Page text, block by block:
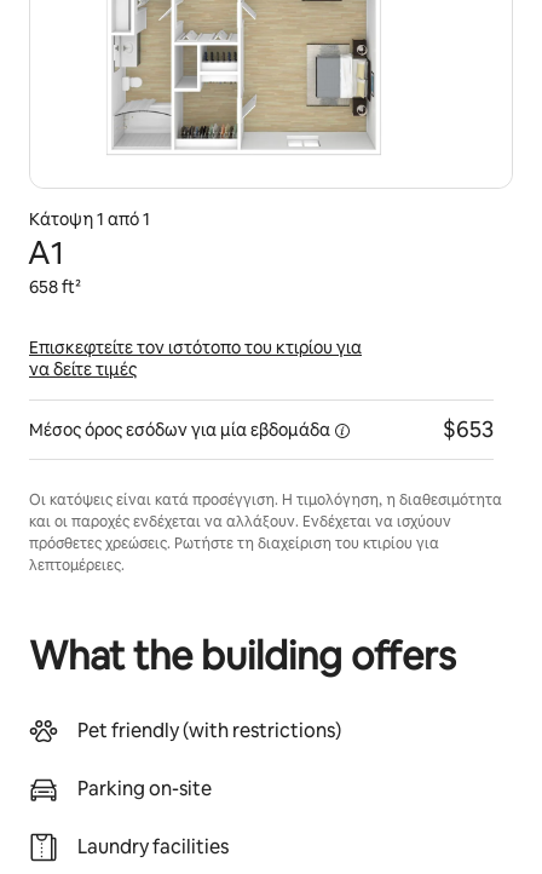
Κάτοψη 1 από 1
A1
658 ft²
Επισκεφτείτε τον ιστότοπο του κτιρίου για
να δείτε τιμές
Μέσος όρος εσόδων για μία εβδομάδα $653
Οι κατόψεις είναι κατά προσέγγιση. Η τιμολόγηση, η διαθεσιμότητα
και οι παροχές ενδέχεται να αλλάξουν. Ενδέχεται να ισχύουν
πρόσθετες χρεώσεις. Ρωτήστε τη διαχείριση του κτιρίου για
λεπτομέρειες.
What the building offers
Pet friendly (with restrictions)
Parking on-site
Laundry facilities